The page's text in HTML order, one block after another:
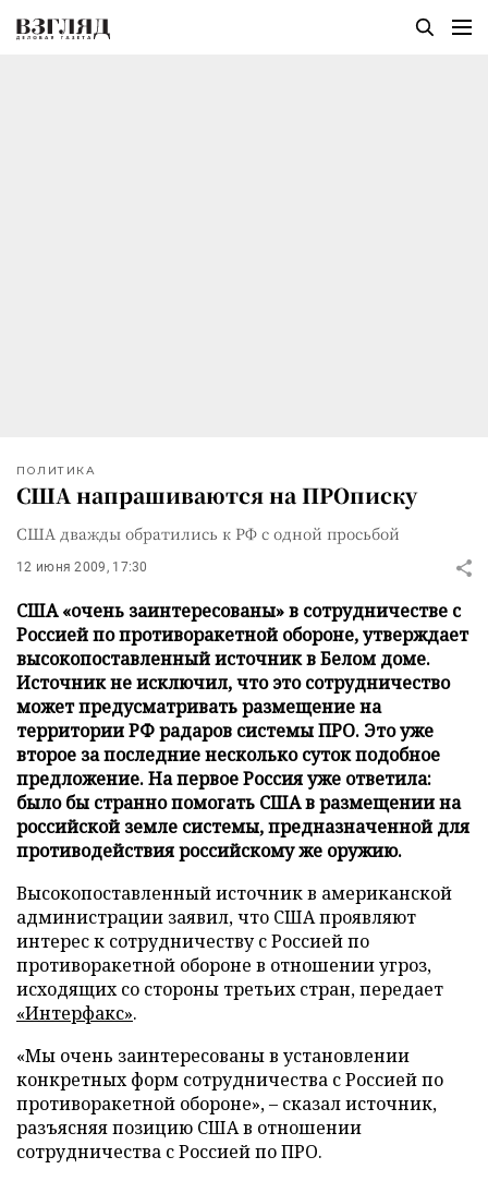
ПОЛИТИКА
США напрашиваются на ПРОписку
США дважды обратились к РФ с одной просьбой
12 июня 2009, 17:30
США «очень заинтересованы» в сотрудничестве с
Россией по противоракетной обороне, утверждает
высокопоставленный источник в Белом доме.
Источник не исключил, что это сотрудничество
может предусматривать размещение на
территории РФ радаров системы ПРО. Это уже
второе за последние несколько суток подобное
предложение. На первое Россия уже ответила:
было бы странно помогать США в размещении на
российской земле системы, предназначенной для
противодействия российскому же оружию.
Высокопоставленный источник в американской
администрации заявил, что США проявляют
интерес к сотрудничеству с Россией по
противоракетной обороне в отношении угроз,
исходящих со стороны третьих стран, передает
«Интерфакс».
«Мы очень заинтересованы в установлении
конкретных форм сотрудничества с Россией по
противоракетной обороне», – сказал источник,
разъясняя позицию США в отношении
сотрудничества с Россией по ПРО.